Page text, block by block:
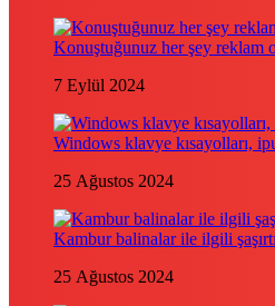
Konuştuğunuz her şey reklam
7 Eylül 2024
Windows klavye kısayolları,
25 Ağustos 2024
Kambur balinalar ile ilgili
25 Ağustos 2024